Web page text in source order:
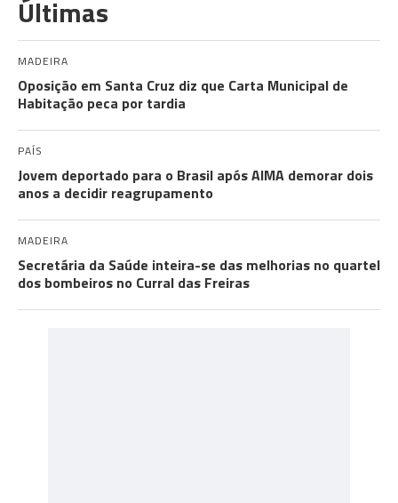
Últimas
MADEIRA
Oposição em Santa Cruz diz que Carta Municipal de
Habitação peca por tardia
PAÍS
Jovem deportado para o Brasil após AIMA demorar dois
anos a decidir reagrupamento
MADEIRA
Secretária da Saúde inteira-se das melhorias no quartel
dos bombeiros no Curral das Freiras